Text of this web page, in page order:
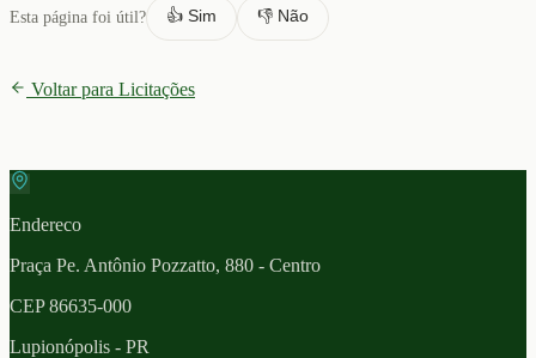
Esta página foi útil? 👍 Sim 👎 Não
Voltar para Licitações
Endereco
Praça Pe. Antônio Pozzatto, 880 - Centro
CEP86635-000
Lupionópolis - PR